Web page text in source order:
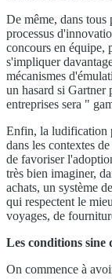
De même, dans tous
processus
concours en équipe,
s'impliquer
mécanismes
un hasard si
entreprises sera "
Enfin, la ludification
dans les contextes
de favoriser
très bien imaginer,
achats, un système
qui respectent le
voyages, de
Les conditions sine
On commence à